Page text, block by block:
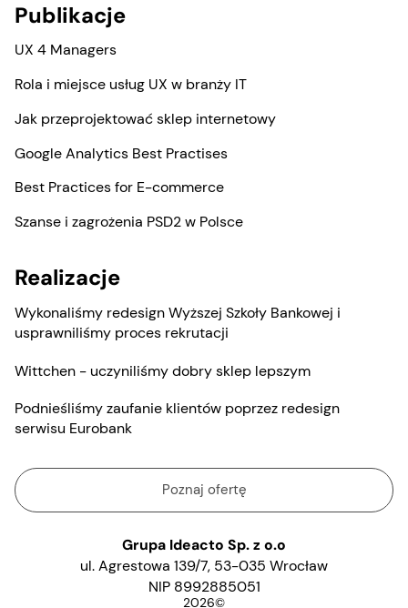
Publikacje
UX 4 Managers
Rola i miejsce usług UX w branży IT
Jak przeprojektować sklep internetowy
Google Analytics Best Practises
Best Practices for E-commerce
Szanse i zagrożenia PSD2 w Polsce
Realizacje
Wykonaliśmy redesign Wyższej Szkoły Bankowej i
usprawniliśmy proces rekrutacji
Wittchen - uczyniliśmy dobry sklep lepszym
Podnieśliśmy zaufanie klientów poprzez redesign
serwisu Eurobank
Poznaj ofertę
2026
Grupa Ideacto Sp. z o.o
ul. Agrestowa 139/7, 53-035 Wrocław
NIP 8992885051